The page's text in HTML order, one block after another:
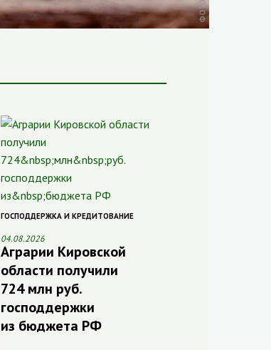
ГОСПОДДЕРЖКА И КРЕДИТОВАНИЕ
04.08.2026
Аграрии Кировской
области получили
724 млн руб.
господдержки
из бюджета РФ